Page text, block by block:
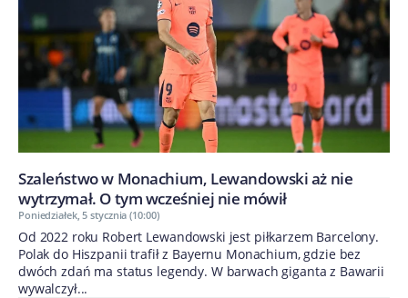
Szaleństwo w Monachium, Lewandowski aż nie
wytrzymał. O tym wcześniej nie mówił
Poniedziałek, 5 stycznia (10:00)
Od 2022 roku Robert Lewandowski jest piłkarzem Barcelony.
Polak do Hiszpanii trafił z Bayernu Monachium, gdzie bez
dwóch zdań ma status legendy. W barwach giganta z Bawarii
wywalczył...